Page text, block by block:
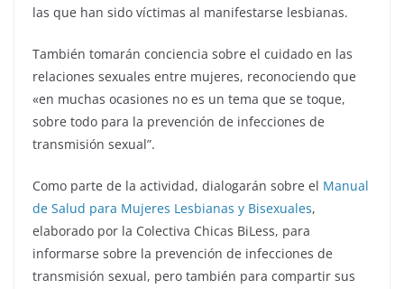
las que han sido víctimas al manifestarse lesbianas.
También tomarán conciencia sobre el cuidado en las
relaciones sexuales entre mujeres, reconociendo que
«en muchas ocasiones no es un tema que se toque,
sobre todo para la prevención de infecciones de
transmisión sexual”.
Como parte de la actividad, dialogarán sobre el Manual
de Salud para Mujeres Lesbianas y Bisexuales,
elaborado por la Colectiva Chicas BiLess, para
informarse sobre la prevención de infecciones de
transmisión sexual, pero también para compartir sus